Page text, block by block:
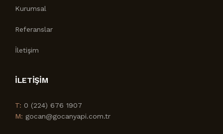
Kurumsal
Referanslar
İletişim
İLETİŞİM
T: 0 (224) 676 1907
M: gocan@gocanyapi.com.tr